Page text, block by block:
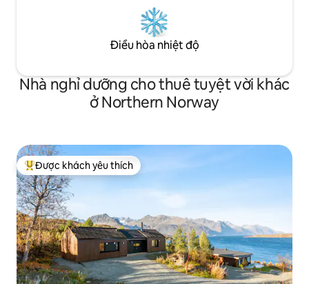
Điều hòa nhiệt độ
Nhà nghỉ dưỡng cho thuê tuyệt vời khác
ở Northern Norway
Được khách yêu thích nhất
Được khách yêu thích